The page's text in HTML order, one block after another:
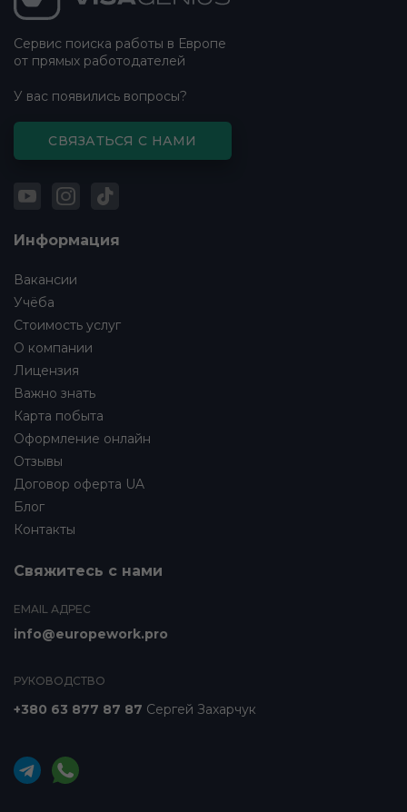
Сервис поиска работы в Европе
от прямых работодателей
У вас появились вопросы?
СВЯЗАТЬСЯ С НАМИ
Информация
Вакансии
Учёба
Стоимость услуг
О компании
Лицензия
Важно знать
Карта побыта
Оформление онлайн
Отзывы
Договор оферта UA
Блог
Контакты
Свяжитесь с нами
EMAIL АДРЕС
info@europework.pro
РУКОВОДСТВО
+380 63 877 87 87 Сергей Захарчук